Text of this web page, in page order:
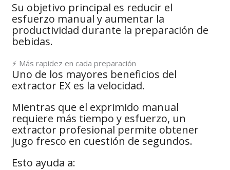
Su objetivo principal es reducir el
esfuerzo manual y aumentar la
productividad durante la preparación de
bebidas.
⚡ Más rapidez en cada preparación
Uno de los mayores beneficios del
extractor EX es la velocidad.
Mientras que el exprimido manual
requiere más tiempo y esfuerzo, un
extractor profesional permite obtener
jugo fresco en cuestión de segundos.
Esto ayuda a: